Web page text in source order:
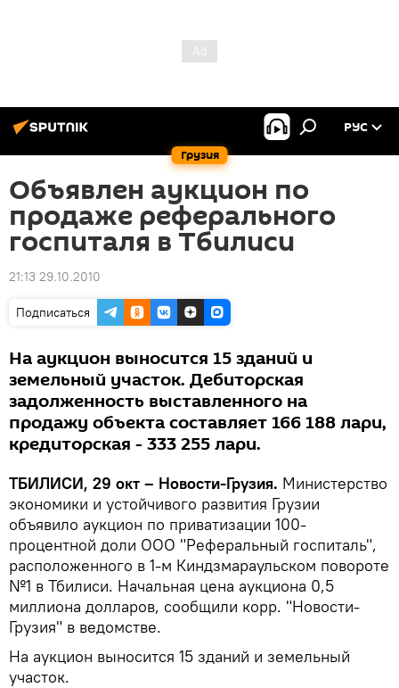
Грузия
РУС
Объявлен аукцион по
продаже реферального
госпиталя в Тбилиси
21:13 29.10.2010
Подписаться
На аукцион выносится 15 зданий и
земельный участок. Дебиторская
задолженность выставленного на
продажу объекта составляет 166 188 лари,
кредиторская - 333 255 лари.
ТБИЛИСИ, 29 окт – Новости-Грузия. Министерство
экономики и устойчивого развития Грузии
объявило аукцион по приватизации 100-
процентной доли ООО "Реферальный госпиталь",
расположенного в 1-м Киндзмараульском повороте
№1 в Тбилиси. Начальная цена аукциона 0,5
миллиона долларов, сообщили корр. "Новости-
Грузия" в ведомстве.
На аукцион выносится 15 зданий и земельный
участок.